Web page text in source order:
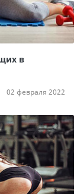
в
02 февраля 2022